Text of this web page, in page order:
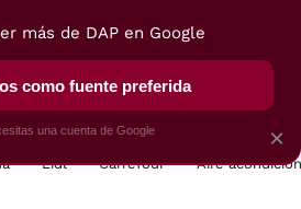
SELECCIÓN VEGUI
Lidl Carrefour Aire
×
más de DAP en Google
como fuente preferida
una cuenta de Google